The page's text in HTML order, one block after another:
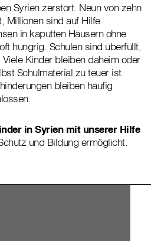
Syrien zerstört. Neun von zehn
Millionen sind auf Hilfe
in kaputten Häusern ohne
hungrig. Schulen sind überfüllt,
Kinder bleiben daheim oder
Schulmaterial zu teuer ist.
bleiben häufig
in Syrien mit unserer Hilfe
und Bildung ermöglicht.